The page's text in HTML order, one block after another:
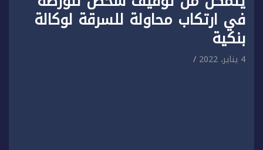
في ارتكاب محاولة للسرقة لوكالة
بنكية
4 يناير، 2022